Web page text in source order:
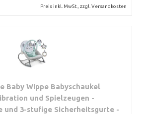
Preis inkl. MwSt., zzgl. Versandkosten
Baby Wippe Babyschaukel
und Spielzeugen -
und 3-stufige Sicherheitsgurte -